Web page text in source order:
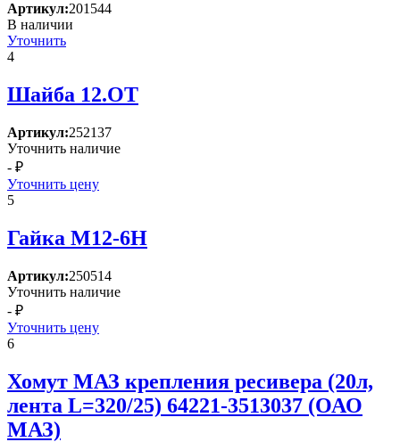
Артикул:201544
В наличии
Уточнить
4
Шайба 12.ОТ
Артикул:252137
Уточнить наличие
- ₽
Уточнить цену
5
Гайка М12-6Н
Артикул:250514
Уточнить наличие
- ₽
Уточнить цену
6
Хомут МАЗ крепления ресивера (20л,
лента L=320/25) 64221-3513037 (ОАО
МАЗ)